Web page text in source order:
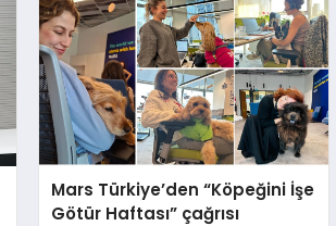
Mars Türkiye’den “Köpeğini İşe
Götür Haftası” çağrısı